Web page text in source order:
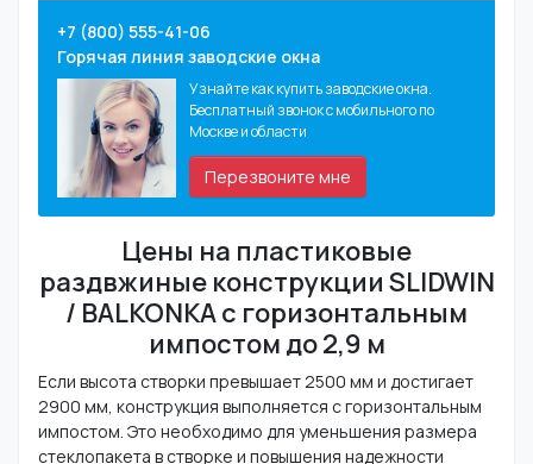
+7 (800) 555-41-06
Горячая линия заводские окна
Узнайте как купить заводские окна.
Бесплатный звонок с мобильного по
Москве и области
Перезвоните мне
Цены на пластиковые
раздвжиные конструкции SLIDWIN
/ BALKONKA с горизонтальным
импостом до 2,9 м
Если высота створки превышает 2500 мм и достигает
2900 мм, конструкция выполняется с горизонтальным
импостом. Это необходимо для уменьшения размера
стеклопакета в створке и повышения надежности